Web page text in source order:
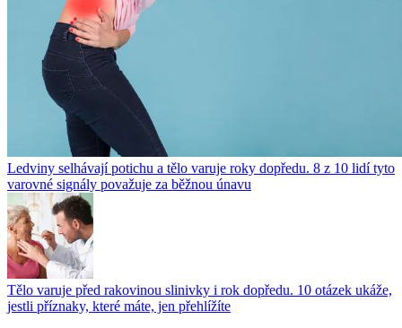
Ledviny selhávají potichu a tělo varuje roky dopředu. 8 z 10 lidí tyto
varovné signály považuje za běžnou únavu
Tělo varuje před rakovinou slinivky i rok dopředu. 10 otázek ukáže,
jestli příznaky, které máte, jen přehlížíte